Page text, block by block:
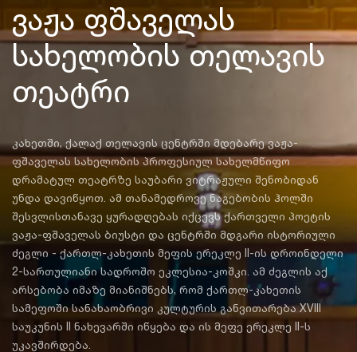
ვაჟა ფშაველას
სახელობის თელავის
თეატრი
კახეთში, ქალაქ თელავის ცენტრში მდებარე ვაჟა-
ფშაველას სახელობის პროფესიულ სახელმწიფო
დრამატულ თეატრზე საუბარი ვიტრაჟული შენობიდან
უნდა დავიწყოთ. ამ თანამედროვე ნაგებობის ჰოლში
შესვლისთანავე ყურადღებას იქცევს ქართველი პოეტის
ვაჟა-ფშაველას ბიუსტი და ცენტრში მდგარი ისტორიული
ძეგლი - ქართლ-კახეთის მეფის ერეკლე II-ის დროინდელი
2-სართულიანი სადროშო ეკლესია-კოშკი. ამ ძეგლის აქ
არსებობა იმაზე მიანიშნებს, რომ ქართლ-კახეთის
სამეფოში სანახაობრივი კულტურის განვითარება XVIII
საუკუნის II ნახევარში იწყება და ის მეფე ერეკლე II-ს
უკავშირდება.